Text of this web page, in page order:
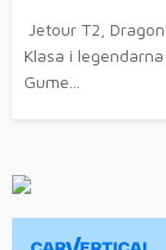
Jetour T2,
Klasa i
Gume...